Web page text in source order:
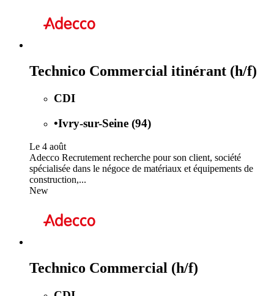
Technico Commercial itinérant (h/f)
CDI
•Ivry-sur-Seine (94)
Le 4 août
Adecco Recrutement recherche pour son client, société
spécialisée dans le négoce de matériaux et équipements de
construction,...
New
Technico Commercial (h/f)